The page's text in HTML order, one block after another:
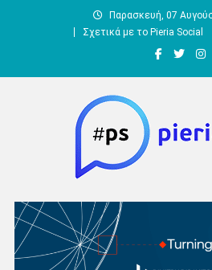
Παρασκευή, 07
Σχετικά με το Pieria Social
Pieria Social